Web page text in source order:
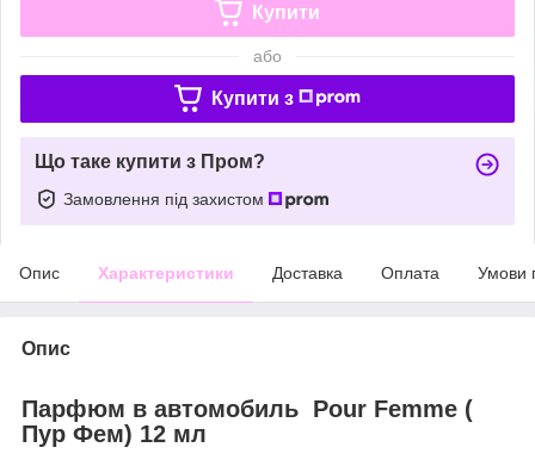
Купити
або
Купити з
Що таке купити з Пром?
Замовлення під захистом
Опис Характеристики Доставка Оплата Умови
Опис
Парфюм в автомобиль Pour Femme (
Пур Фем) 12 мл